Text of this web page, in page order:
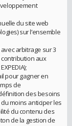
du site web
sur l’ensemble
arbitrage sur 3
aux
pour gagner en
de
des besoins
moins anticiper les
du contenu des
de la gestion de